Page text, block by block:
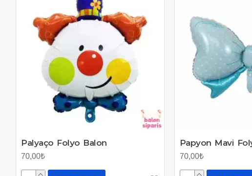
Palyaço Folyo Balon
70,00₺
Papyon Mavi
70,00₺